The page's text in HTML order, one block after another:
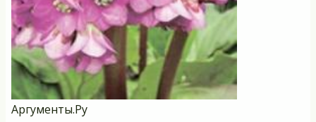
Аргументы.Ру